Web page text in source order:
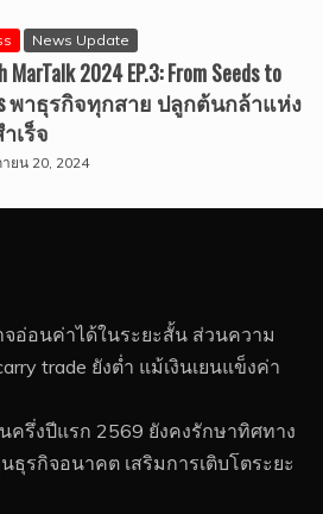
News Update
MarTalk 2024 EP.3: From Seeds to
พาธุรกิจทุกสาย ปลูกต้นกล้าแห่ง
เร็จ
ยน 20, 2024
จอ่อนค่าได้ในระยะสั้น ส่วนความ
trade ยังต่ำ แม้เงินเยนแข็งค่า
นครึ่งปีแรก 2569 ยังคงรักษาทิศทาง
ธุรกิจอนาคต เสริมการเติบโตระยะ